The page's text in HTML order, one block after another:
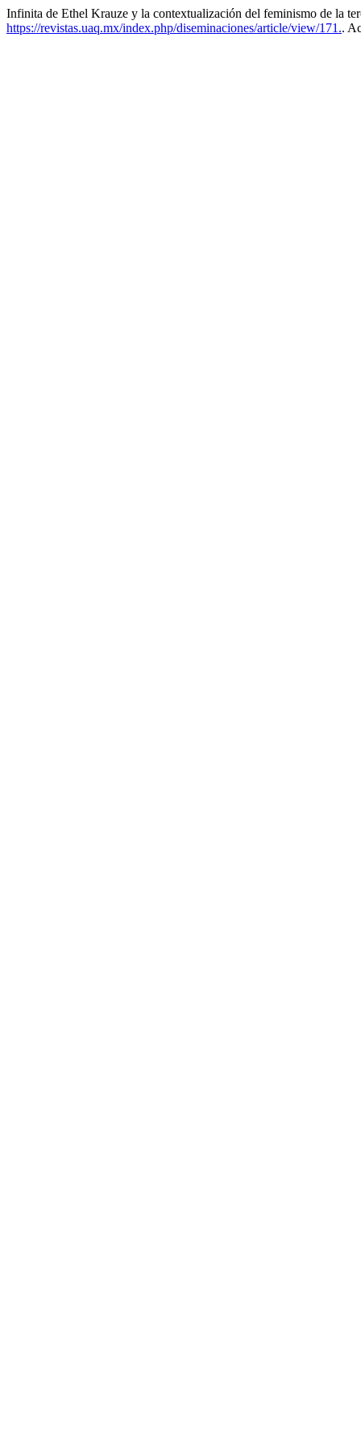
Infinita de Ethel Krauze y la contextualización del feminismo de la
https://revistas.uaq.mx/index.php/diseminaciones/article/view/171..